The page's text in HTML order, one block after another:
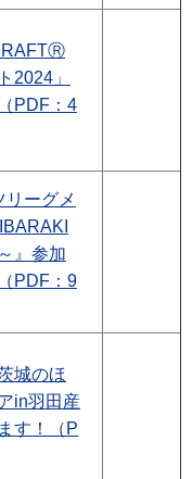
2024」
PDF：4
リーグメ
』参加
PDF：9
城のほ
in羽田産
す！（P